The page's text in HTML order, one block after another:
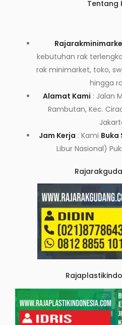
Tentang
kebutuhan rak
rak minimarket, toko,
hingga
Alamat Kami : Jalan
Rambutan, Kec.
Jam Kerja : Kami Buka
Libur Nasional)